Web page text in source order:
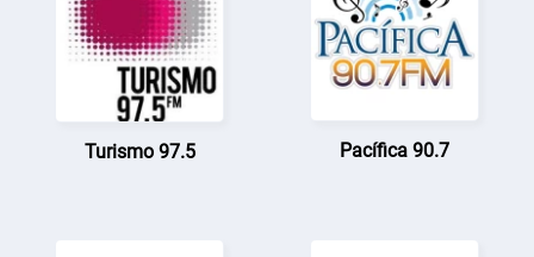
Turismo 97.5 Pacífica 90.7